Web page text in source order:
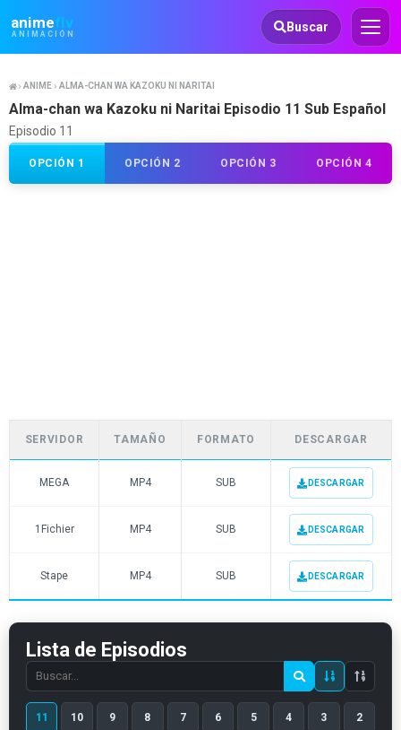
animeflv
ANIMACIÓN
Animeflv Buscar
ANIME ALMA-CHAN WA KAZOKU NI NARITAI
Alma-chan wa Kazoku ni Naritai Episodio 11 Sub Español
Episodio 11
OPCIÓN 1 OPCIÓN 2 OPCIÓN 3 OPCIÓN 4
SERVIDOR TAMAÑO FORMATO DESCARGAR
MEGA MP4 SUB DESCARGAR
1Fichier MP4 SUB DESCARGAR
Stape MP4 SUB DESCARGAR
Lista de Episodios
Search
episode
number
11 10 9 8 7 6 5 4 3 2